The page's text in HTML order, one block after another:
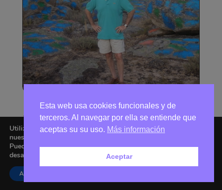
Utilizamos cookies para ofrecerte la mejor experiencia en
nuestra web.
Puedes aprender más sobre qué cookies utilizamos o
desactivarlas en los
Aceptar
Esta web usa cookies funcionales y de
terceros. Al navegar por ella se entiende que
aceptas su su uso. Más información
Aceptar